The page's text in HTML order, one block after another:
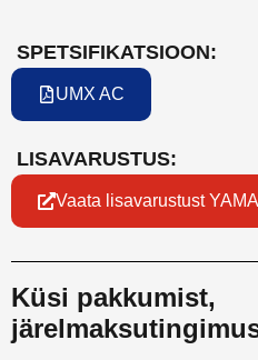
SPETSIFIKATSIOON:
UMX AC
LISAVARUSTUS:
Vaata lisavarustust
Küsi pakkumist,